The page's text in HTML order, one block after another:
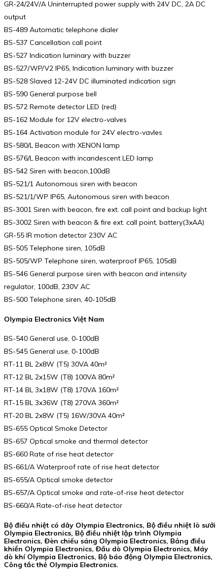
GR-24/24V/A Uninterrupted power supply with 24V DC, 2A DC
output
BS-489 Automatic telephone dialer
BS-537 Cancellation call point
BS-527 Indication luminary with buzzer
BS-527/WP/V2 IP65, Indication luminary with buzzer
BS-528 Slaved 12-24V DC illuminated indication sign
BS-590 General purpose bell
BS-572 Remote detector LED (red)
BS-162 Module for 12V electro-valves
BS-164 Activation module for 24V electro-vavles
BS-580/L Beacon with XENON lamp
BS-576/L Beacon with incandescent LED lamp
BS-542 Siren with beacon,100dB
BS-521/1 Autonomous siren with beacon
BS-521/1/WP IP65, Autonomous siren with beacon
BS-3001 Siren with beacon, fire ext. call point and backup light
BS-3002 Siren with beacon & fire ext. call point, battery(3xAA)
GR-55 IR motion detector 230V AC
BS-505 Telephone siren, 105dB
BS-505/WP Telephone siren, waterproof IP65, 105dB
BS-546 General purpose siren with beacon and intensity
regulator, 100dB, 230V AC
BS-500 Telephone siren, 40-105dB
Olympia Electronics Việt Nam
BS-540 General use, 0-100dB
BS-545 General use, 0-100dB
RT-11 BL 2x8W (T5) 30VA 40m²
RT-12 BL 2x15W (T8) 100VA 80m²
RT-14 BL 3x18W (T8) 170VA 160m²
RT-15 BL 3x36W (T8) 270VA 360m²
RT-20 BL 2x8W (T5) 16W/30VA 40m²
BS-655 Optical Smoke Detector
BS-657 Optical smoke and thermal detector
BS-660 Rate of rise heat detector
BS-661/A Waterproof rate of rise heat detector
BS-655/A Optical smoke detector
BS-657/A Optical smoke and rate-of-rise heat detector
BS-660/A Rate-of-rise heat detector
Bộ điều nhiệt có dây Olympia Electronics, Bộ điều nhiệt lò sưởi
Olympia Electronics, Bộ điều nhiệt lập trình Olympia
Electronics, Đèn chiếu sáng Olympia Electronics, Bảng điều
khiển Olympia Electronics, Đầu dò Olympia Electronics, Máy
dò khí Olympia Electronics, Bộ báo động Olympia Electronics,
Công tắc thẻ Olympia Electronics.